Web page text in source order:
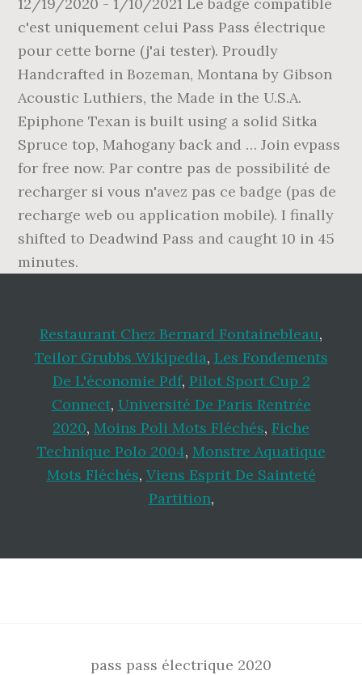
c'est uniquement celui Pass Pass électrique
pour cette borne (j'ai tester). Proudly
Handcrafted in Bozeman, Montana by Gibson
Acoustic Luthiers, the Made in the U.S.A.
Epiphone Texan is built using a solid Sitka
Spruce top, Mahogany back and … Join evpass
for free now. Par contre pas de possibilité de
recharger si vous n'avez pas ce badge (pas de
recharge web ou application mobile). I finally
shifted to Deadwind Pass and caught 10 in 45
minutes.
Restaurant Chez Bernard Fontainebleau,
Teilor Grubbs Wikipedia, Les Fondements
De L'économie Pdf, Pilot Sport Cup 2
Connect, Université De Paris Rentrée
2020, Moins Poli Mots Fléchés, Fiche
Technique Polo 2004, Monstre Aquatique
Mots Fléchés, Viens Esprit De Sainteté
Partition,
pass pass électrique 2020